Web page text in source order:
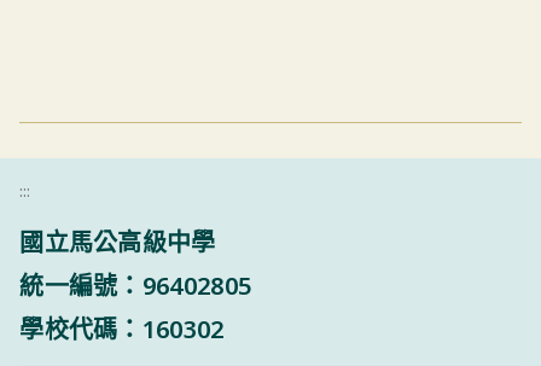
:::
國立馬公高級中學
統一編號：96402805
學校代碼：160302